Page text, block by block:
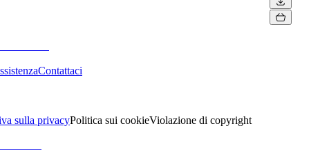
Contattaci
sulla privacyPolitica sui cookieViolazione di copyright